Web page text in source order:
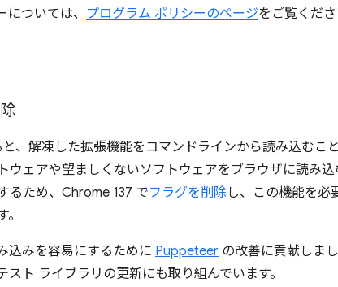
ついては、 プログラム ポリシーのページをご覧くださ
、解凍した拡張機能をコマンドラインから読み込むこ
ウェアや望ましくないソフトウェアをブラウザに読み
るため、Chrome 137 でフラグを削除し、この機能を必
込みを容易にするために Puppeteer の改善に貢献しま
ト ライブラリの更新にも取り組んでいます。